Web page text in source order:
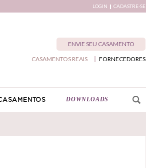
LOGIN CADASTRE-SE
ENVIE SEU CASAMENTO
FORNECEDORES
CASAMENTOS REAIS
DOWNLOADS